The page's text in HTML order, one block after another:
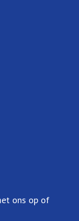
ons op of